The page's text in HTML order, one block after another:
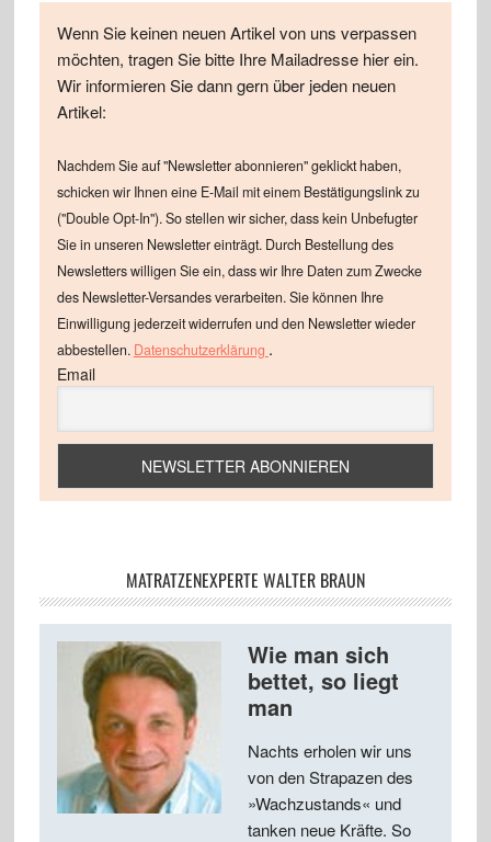
Wenn Sie keinen neuen Artikel von uns verpassen
möchten, tragen Sie bitte Ihre Mailadresse hier ein.
Wir informieren Sie dann gern über jeden neuen
Artikel:
Nachdem Sie auf "Newsletter abonnieren" geklickt haben,
schicken wir Ihnen eine E-Mail mit einem Bestätigungslink zu
("Double Opt-In"). So stellen wir sicher, dass kein Unbefugter
Sie in unseren Newsletter einträgt. Durch Bestellung des
Newsletters willigen Sie ein, dass wir Ihre Daten zum Zwecke
des Newsletter-Versandes verarbeiten. Sie können Ihre
Einwilligung jederzeit widerrufen und den Newsletter wieder
abbestellen. Datenschutzerklärung .
Email
MATRATZENEXPERTE WALTER BRAUN
Wie man sich
bettet, so liegt
man
Nachts erholen wir uns
von den Strapazen des
»Wachzustands« und
tanken neue Kräfte. So